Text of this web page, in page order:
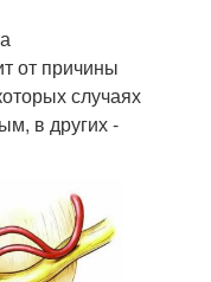
от причины
случаях
в других -